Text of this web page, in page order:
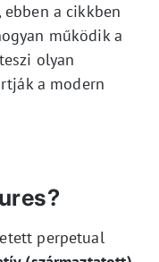
a cikkben
működik a
olyan
a modern
perpetual